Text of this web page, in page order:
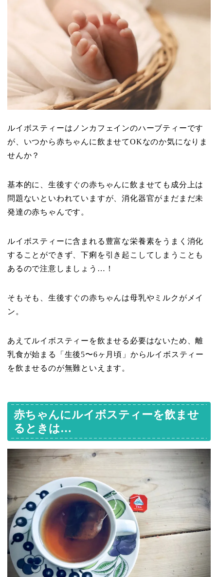
ルイボスティーはノンカフェインのハーブティーです
が、いつから赤ちゃんに飲ませてOKなのか気になりま
せんか？
基本的に、生後すぐの赤ちゃんに飲ませても成分上は
問題ないといわれていますが、消化器官がまだまだ未
発達の赤ちゃんです。
ルイボスティーに含まれる豊富な栄養素をうまく消化
することができず、下痢を引き起こしてしまうことも
あるので注意しましょう…！
そもそも、生後すぐの赤ちゃんは母乳やミルクがメイ
ン。
あえてルイボスティーを飲ませる必要はないため、離
乳食が始まる「生後5〜6ヶ月頃」からルイボスティー
を飲ませるのが無難といえます。
赤ちゃんにルイボスティーを飲ませ
るときは…